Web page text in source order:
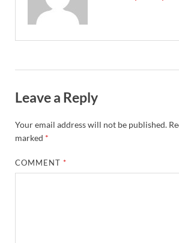
Leave a Reply
Your email address will not be published.
marked *
COMMENT*